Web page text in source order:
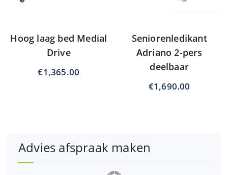
Hoog laag bed Medial
Drive
€1,365.00
Seniorenledikant
Adriano 2-pers
deelbaar
€1,690.00
Advies afspraak maken